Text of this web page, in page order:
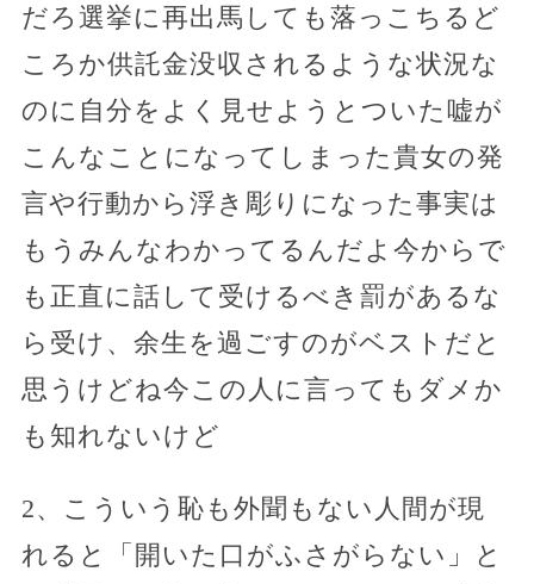
だろ選挙に再出馬しても落っこちるど
ころか供託金没収されるような状況な
のに自分をよく見せようとついた嘘が
こんなことになってしまった貴女の発
言や行動から浮き彫りになった事実は
もうみんなわかってるんだよ今からで
も正直に話して受けるべき罰があるな
ら受け、余生を過ごすのがベストだと
思うけどね今この人に言ってもダメか
も知れないけど
2、こういう恥も外聞もない人間が現
れると「開いた口がふさがらない」と